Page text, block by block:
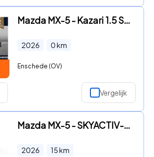
Mazda MX-5 - Kazari 1.5 Sky-G 132pk | Direct leverbaar | €3000, - Inruilv
2026 0km
Enschede (OV)
Vergelijk
Mazda MX-5 - SKYACTIV-G 132 Kazari | 16-inch lichtmetalen velgen in Brigh
2026 15km